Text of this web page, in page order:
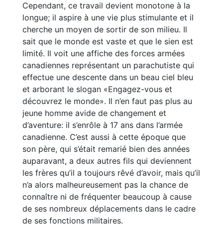
Cependant, ce travail devient monotone à la
longue; il aspire à une vie plus stimulante et il
cherche un moyen de sortir de son milieu. Il
sait que le monde est vaste et que le sien est
limité. Il voit une affiche des forces armées
canadiennes représentant un parachutiste qui
effectue une descente dans un beau ciel bleu
et arborant le slogan «Engagez-vous et
découvrez le monde». Il n’en faut pas plus au
jeune homme avide de changement et
d’aventure: il s’enrôle à 17 ans dans l’armée
canadienne. C’est aussi à cette époque que
son père, qui s’était remarié bien des années
auparavant, a deux autres fils qui deviennent
les frères qu’il a toujours rêvé d’avoir, mais qu’il
n’a alors malheureusement pas la chance de
connaître ni de fréquenter beaucoup à cause
de ses nombreux déplacements dans le cadre
de ses fonctions militaires.